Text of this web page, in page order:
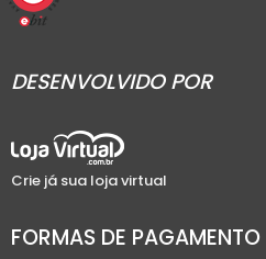
DESENVOLVIDO POR
Crie já sua loja virtual
FORMAS DE PAGAMENTO